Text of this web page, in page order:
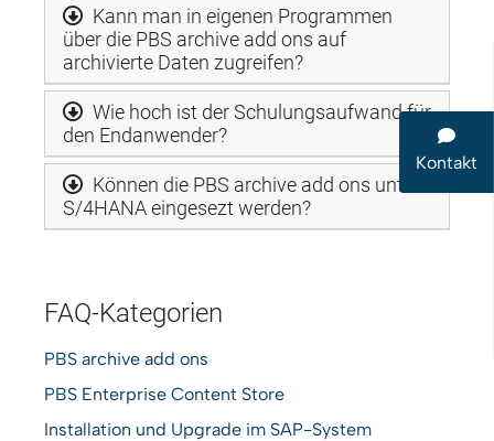
Kann man in eigenen Programmen
über die PBS archive add ons auf
archivierte Daten zugreifen?
Wie hoch ist der Schulungsaufwand für
den Endanwender?
Können die PBS archive add ons unter
S/4HANA eingesezt werden?
FAQ-Kategorien
PBS archive add ons
PBS Enterprise Content Store
Installation und Upgrade im SAP-System
Kontakt